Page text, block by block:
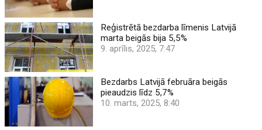
Reģistrētā bezdarba līmenis Latvijā
marta beigās bija 5,5%
9. aprīlis, 2025, 7:47
Bezdarbs Latvijā februāra beigās
pieaudzis līdz 5,7%
10. marts, 2025, 8:40